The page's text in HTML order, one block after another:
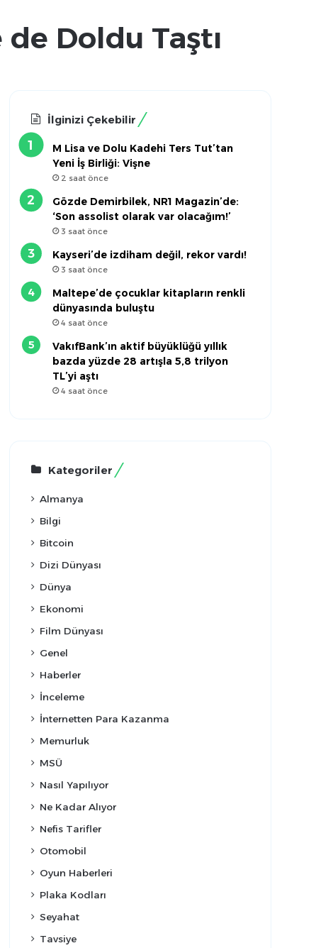
Doldu Taştı
İlginizi Çekebilir
M Lisa ve Dolu Kadehi Ters Tut’tan
Yeni İş Birliği: Vişne
2 saat önce
Gözde Demirbilek, NR1 Magazin’de:
‘Son assolist olarak var olacağım!’
3 saat önce
Kayseri’de izdiham değil, rekor vardı!
3 saat önce
Maltepe’de çocuklar kitapların renkli
dünyasında buluştu
4 saat önce
VakıfBank’ın aktif büyüklüğü yıllık
bazda yüzde 28 artışla 5,8 trilyon
TL’yi aştı
4 saat önce
Kategoriler
Almanya
Bilgi
Bitcoin
Dizi Dünyası
Dünya
Ekonomi
Film Dünyası
Genel
Haberler
İnceleme
İnternetten Para Kazanma
Memurluk
MSÜ
Nasıl Yapılıyor
Ne Kadar Alıyor
Nefis Tarifler
Otomobil
Oyun Haberleri
Plaka Kodları
Seyahat
Tavsiye